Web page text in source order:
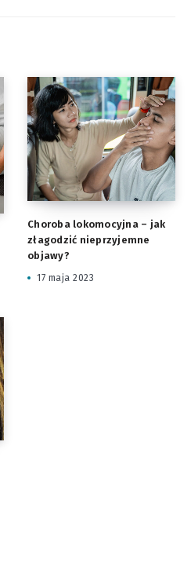
Choroba lokomocyjna – jak
złagodzić nieprzyjemne
objawy?
17 maja 2023